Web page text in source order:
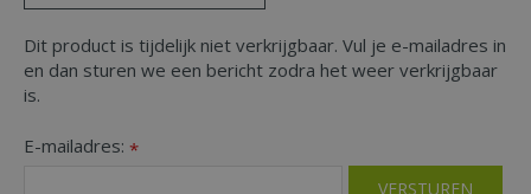
Dit product is tijdelijk niet verkrijgbaar. Vul je e-mailadres in
en dan sturen we een bericht zodra het weer verkrijgbaar
is.
E-mailadres: *